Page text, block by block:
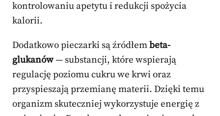
kontrolowaniu apetytu i redukcji spożycia
kalorii.
Dodatkowo pieczarki są źródłembeta-
glukanów— substancji, które wspierają
regulację poziomu cukru we krwi oraz
przyspieszają przemianę materii. Dzięki temu
organizm skuteczniej wykorzystuje energię z